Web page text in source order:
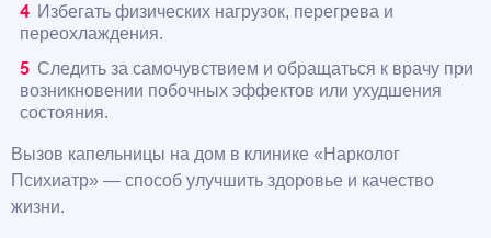
Избегать физических нагрузок, перегрева и
переохлаждения.
Следить за самочувствием и обращаться к врачу при
возникновении побочных эффектов или ухудшения
состояния.
Вызов капельницы на дом в клинике «Нарколог
Психиатр» — способ улучшить здоровье и качество
жизни.